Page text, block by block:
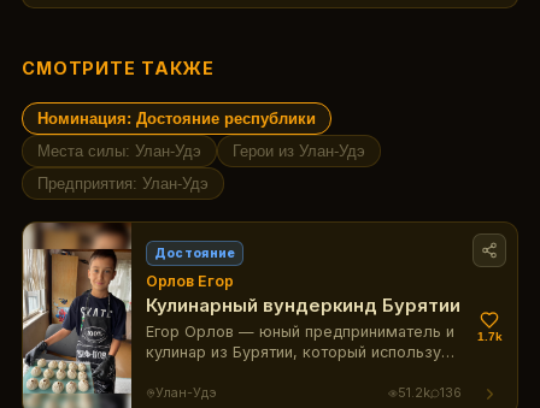
СМОТРИТЕ ТАКЖЕ
Номинация: Достояние республики
Места силы: Улан-Удэ
Герои из Улан-Удэ
Предприятия: Улан-Удэ
Достояние
Орлов Егор
Кулинарный вундеркинд Бурятии
Егор Орлов — юный предприниматель и
кулинар из Бурятии, который использует
бурятской культуры и вдохновляет
Улан-Удэ 51.2k 136
1.7k